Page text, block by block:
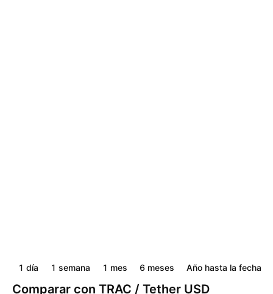
1 día 1 semana 1 mes 6 meses Año hasta la fecha
Comparar con TRAC / Tether USD